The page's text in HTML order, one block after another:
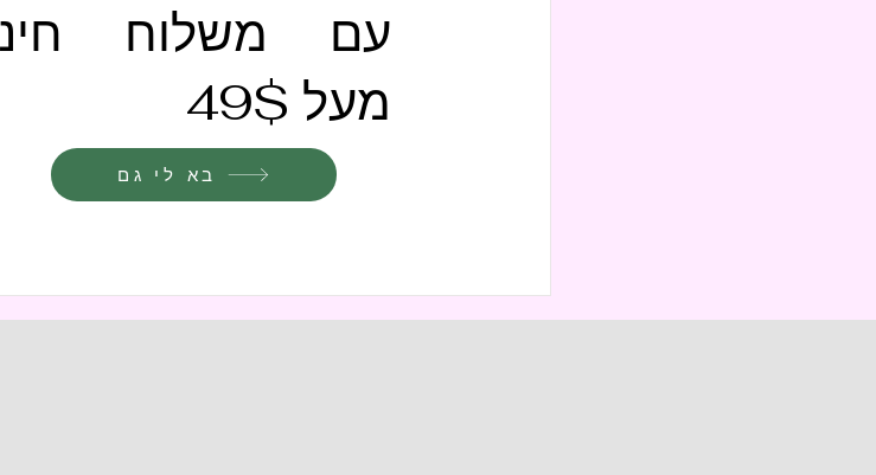
עם משלוח
מעל 49$
בא לי גם